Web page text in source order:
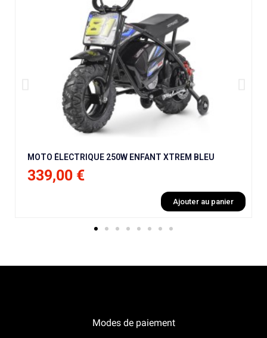
MOTO ÉLECTRIQUE 250W ENFANT XTREM BLEU
339,00 €
Ajouter au panier
Modes de paiement